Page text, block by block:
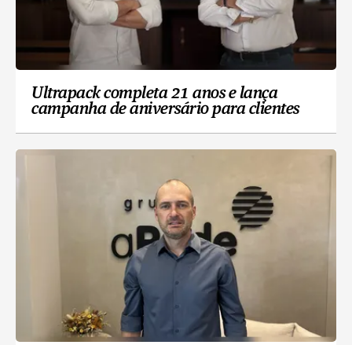
Ultrapack completa 21 anos e lança
campanha de aniversário para clientes